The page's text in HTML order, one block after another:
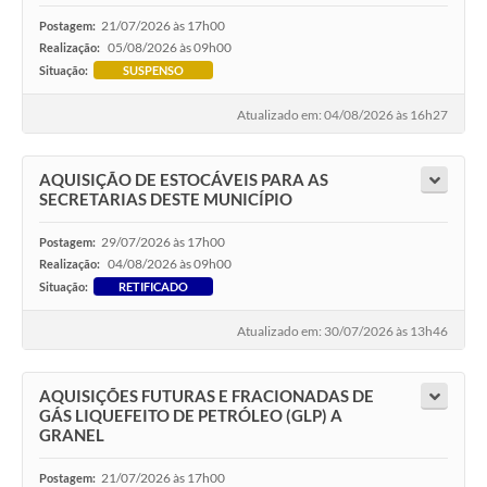
Postagem: 21/07/2026 às 17h00
Realização: 05/08/2026 às 09h00
Situação: SUSPENSO
Atualizado em: 04/08/2026 às 16h27
AQUISIÇÃO DE ESTOCÁVEIS PARA AS
SECRETARIAS DESTE MUNICÍPIO
Postagem: 29/07/2026 às 17h00
Realização: 04/08/2026 às 09h00
Situação: RETIFICADO
Atualizado em: 30/07/2026 às 13h46
AQUISIÇÕES FUTURAS E FRACIONADAS DE
GÁS LIQUEFEITO DE PETRÓLEO (GLP) A
GRANEL
Postagem: 21/07/2026 às 17h00